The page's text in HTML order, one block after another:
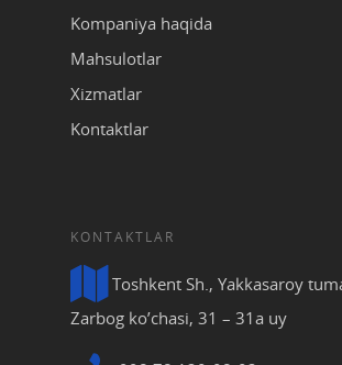
Kompaniya haqida
Mahsulotlar
Xizmatlar
Kontaktlar
KONTAKTLAR
Toshkent Sh., Yakkasaroy
Zarbog ko’chasi, 31 – 31a uy